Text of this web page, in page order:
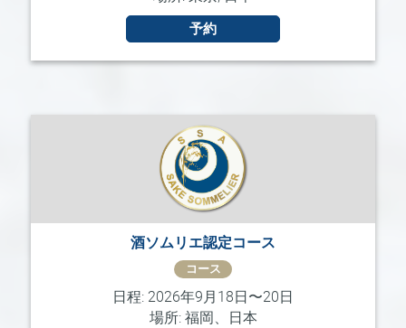
予約
酒ソムリエ認定コース
コース
日程: 2026年9月18日〜20日
場所: 福岡、日本